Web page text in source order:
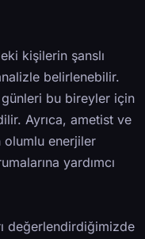
kişilerin şanslı
belirlenebilir.
bu bireyler için
Ayrıca, ametist ve
enerjiler
yardımcı
değerlendirdiğimizde